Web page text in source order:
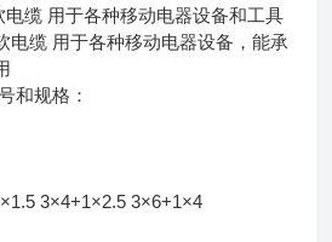
缆 用于各种移动电器设备和工具
电缆 用于各种移动电器设备，能承
和规格：
3×4+1×2.5 3×6+1×4